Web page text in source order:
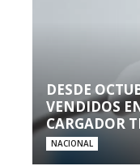
DESDE
VENDIDOS
CARGADOR
NACIONAL